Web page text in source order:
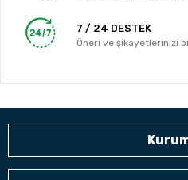
7 / 24 DESTEK
Öneri ve şikayetlerinizi